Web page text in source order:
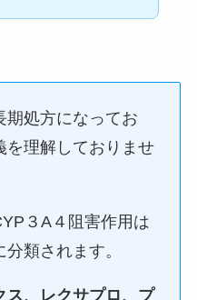
期処方になってお
を理解しておりませ
３A４阻害作用は
類されます。
ス、レクサプロ、プ